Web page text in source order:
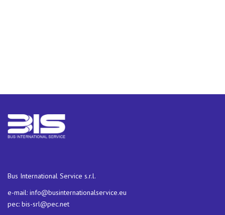
Bus International Service s.r.l.
e-mail: info@businternationalservice.eu
pec: bis-srl@pec.net